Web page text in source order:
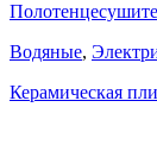
Водяные,
Керамическая